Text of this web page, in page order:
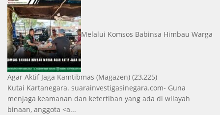
Melalui Komsos Babinsa Himbau Warga
Agar Aktif Jaga Kamtibmas (Magazen) (23,225)
Kutai Kartanegara. suarainvestigasinegara.com- Guna
menjaga keamanan dan ketertiban yang ada di wilayah
binaan, anggota <a...